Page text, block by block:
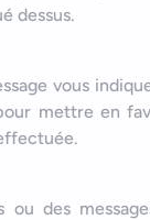
dessus.
vous
mettre en
ou des